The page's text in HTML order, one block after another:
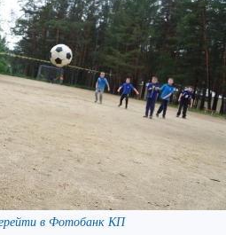
в Фотобанк КП